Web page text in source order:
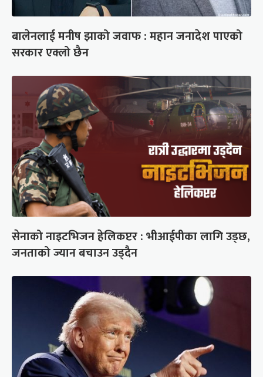
बालेनलाई मनीष झाको जवाफ : महान जनादेश पाएको
सरकार एक्लो छैन
सेनाको नाइटभिजन हेलिकप्टर : भीआईपीका लागि उड्छ,
जनताको ज्यान बचाउन उड्दैन